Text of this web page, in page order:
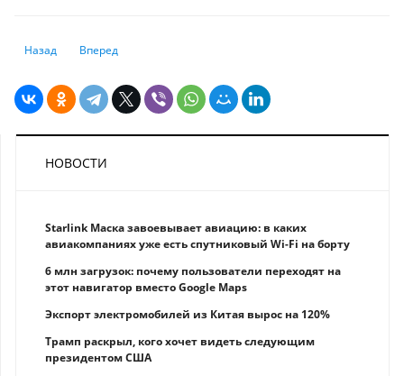
Предыдущий: Инвестиции в сфере АПК увеличились сразу на треть
Назад Следующий: Производство удобрений в Казахстане
Вперед
НОВОСТИ
Starlink Маска завоевывает авиацию: в каких
авиакомпаниях уже есть спутниковый Wi-Fi на борту
6 млн загрузок: почему пользователи переходят на
этот навигатор вместо Google Maps
Экспорт электромобилей из Китая вырос на 120%
Трамп раскрыл, кого хочет видеть следующим
президентом США